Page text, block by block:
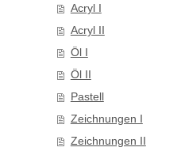
Acryl I
Acryl II
Öl I
Öl II
Pastell
Zeichnungen I
Zeichnungen II